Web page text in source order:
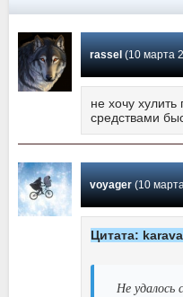
rassel(10 марта
не хочу
средствами
voyager(10 марта
Цитата:
Не удалось